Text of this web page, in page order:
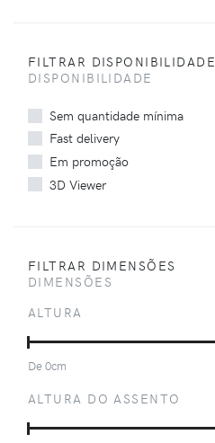
FILTRAR DISPONIBILIDADE
DISPONIBILIDADE
Sem quantidade mínima
Fast delivery
Em promoção
3D Viewer
FILTRAR DIMENSÕES
DIMENSÕES
ALTURA
De0cm
ALTURA DO ASSENTO